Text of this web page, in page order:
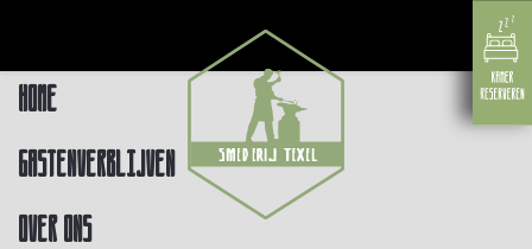
Home
Gastenverblijven
Over ons